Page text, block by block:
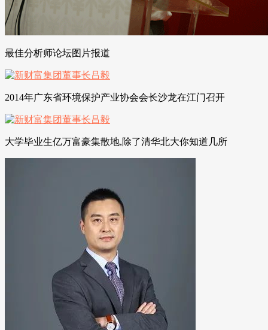
最佳分析师论坛图片报道
2014年广东省环境保护产业协会会长沙龙在江门召开
大学毕业生亿万富豪集散地,除了清华北大你知道几所